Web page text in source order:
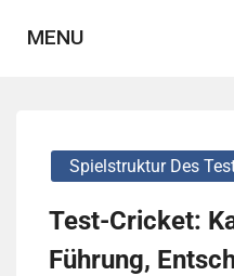
MENU
Spielstruktur Des
Test-Cricket:
Führung,